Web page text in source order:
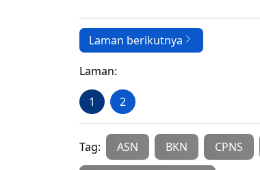
Laman berikutnya
Laman:
1 2
Tag: ASN BKN CPNS